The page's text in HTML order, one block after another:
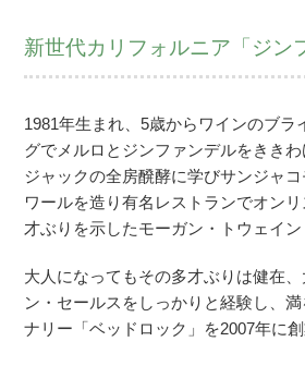
新世代カリフォルニア「ジン
1981年生まれ、5歳からワインのブラ
グでメルロとジンファンデルをきき
ジャックの全房醗酵に学びサンジャ
ワールを造り有名レストランでオン
才ぶりを示したモーガン・トウェイン
大人になってもその多才ぶりは健在
ン・セールスをしっかりと経験し、
ナリー「ベッドロック」を2007年に創